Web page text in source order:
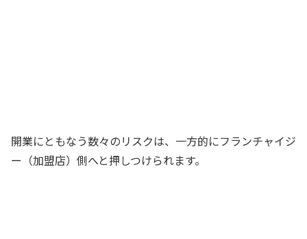
開業にともなう数々のリスクは、一方的にフランチャイジ
ー（加盟店）側へと押しつけられます。